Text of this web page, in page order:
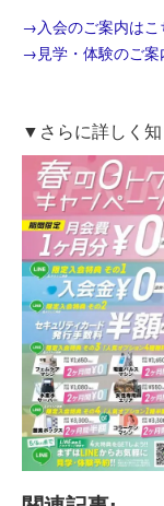
→入会のご案内はこ
→見学・体験のご案
▼さらに詳しく